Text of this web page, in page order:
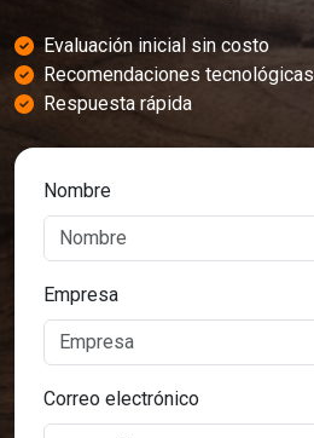
Evaluación inicial sin costo
Recomendaciones tecnológicas
Respuesta rápida
Nombre
Empresa
Correo electrónico